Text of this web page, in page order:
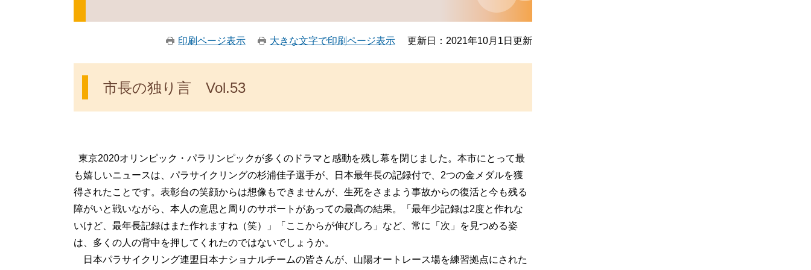
印刷ページ表示 大きな文字で印刷ページ表示 更新日：2021年10月1日更新
市長の独り言 Vol.53
東京2020オリンピック・パラリンピックが多くのドラマと感動を残し幕を閉じました。本市にとって最
も嬉しいニュースは、パラサイクリングの杉浦佳子選手が、日本最年長の記録付で、2つの金メダルを獲
得されたことです。表彰台の笑顔からは想像もできませんが、生死をさまよう事故からの復活と今も残る
障がいと戦いながら、本人の意思と周りのサポートがあっての最高の結果。「最年少記録は2度と作れな
いけど、最年長記録はまた作れますね（笑）」「ここからが伸びしろ」など、常に「次」を見つめる姿
は、多くの人の背中を押してくれたのではないでしょうか。
日本パラサイクリング連盟日本ナショナルチームの皆さんが、山陽オートレース場を練習拠点にされた